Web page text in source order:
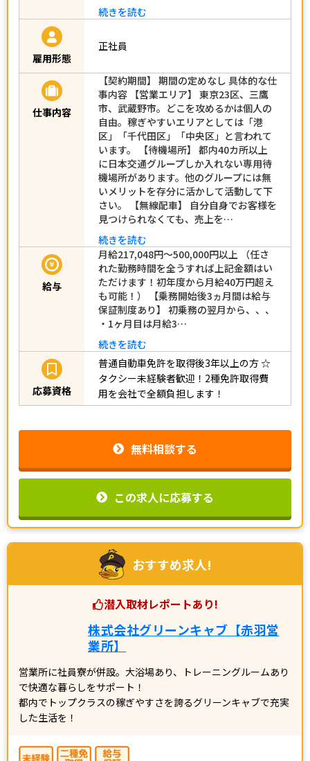
続きを読む
雇用形態
正社員
仕事内容
【契約期間】 期間の定めなし 具体的な仕
事内容 【営業エリア】 東京23区、三鷹
市、武蔵野市。どこを攻めるかは個人の
自由。稼ぎやすいエリアとしては「港
区」「千代田区」「中央区」と言われて
います。 【待機場所】 都内40カ所以上
に日本交通グループしか入れない専用待
機場所があります。他のグループには無
いメリットを存分に活かして活動して下
さい。 【無線配車】 自分自身でお客様を
見つけられなくても、売上を…
続きを読む
給与
月給217,048円～500,000円以上 （任さ
れた勤務時間を全うすれば上記金額はい
ただけます！初年度から月給40万円超え
も可能！） 【乗務開始後3ヵ月間は給与
保証制度あり】 初乗務の翌月から、、、
・1ヶ月目は月給3…
続きを読む
応募資格
普通自動車免許を取得後3年以上の方☆
タクシー未経験者歓迎！2種免許取得費
用を会社で全額負担します！
無料相談する
この求人に応募する
おすすめ求人!
潜入取材レポートあり!
株式会社グリーンキャブ【赤羽営
業所】
営業所に社員寮が併設。大浴場あり、トレーニングルームあり
で快適な暮らしをサポート！
都内でトップクラスの稼ぎやすさを誇るグリーンキャブで充実
した生活を！